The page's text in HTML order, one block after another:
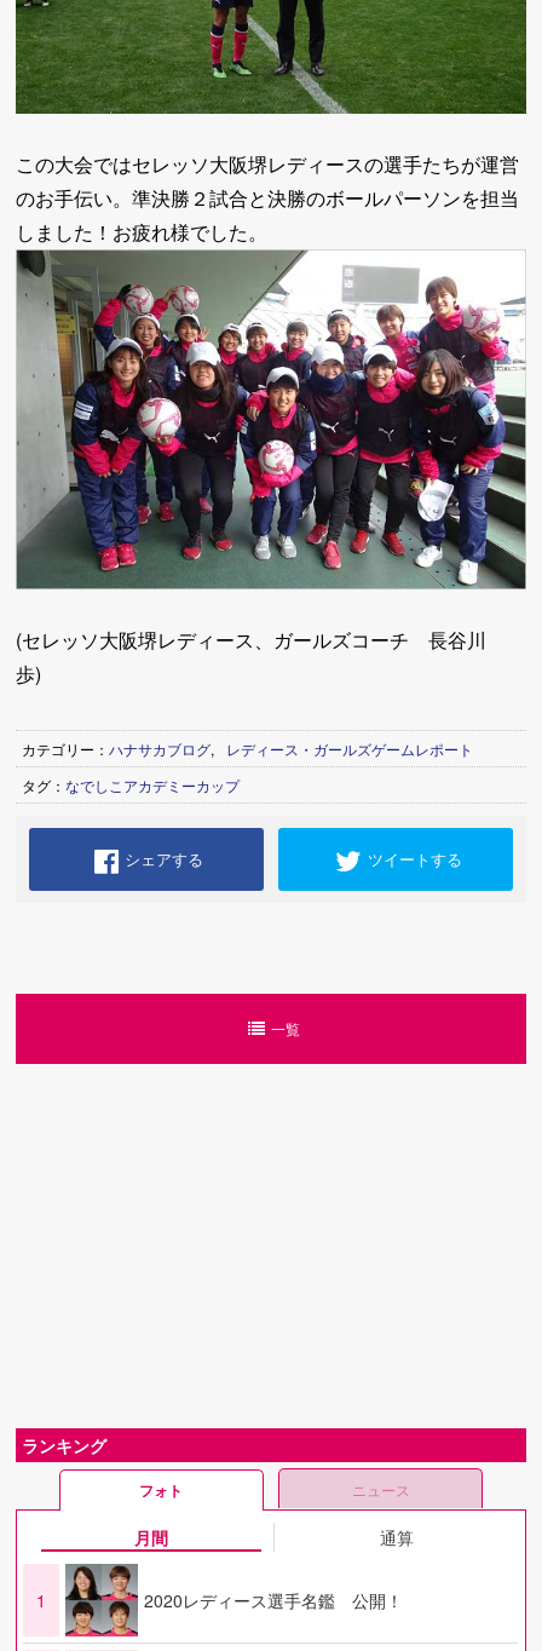
この大会ではセレッソ大阪堺レディースの選手たちが運営
のお手伝い。準決勝２試合と決勝のボールパーソンを担当
しました！お疲れ様でした。
(セレッソ大阪堺レディース、ガールズコーチ 長谷川
歩)
カテゴリー：ハナサカブログ,
レディース・ガールズゲームレポート
タグ：なでしこアカデミーカップ
シェアする ツイートする
一覧
ランキング
フォト ニュース
月間 通算
1 2020レディース選手名鑑 公開！